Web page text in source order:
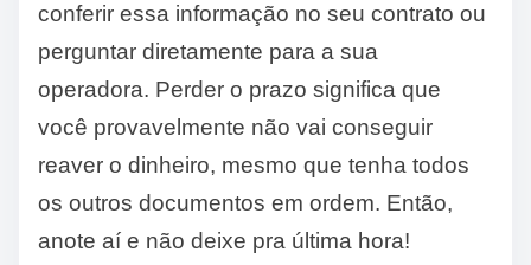
conferir essa informação no seu contrato ou
perguntar diretamente para a sua
operadora. Perder o prazo significa que
você provavelmente não vai conseguir
reaver o dinheiro, mesmo que tenha todos
os outros documentos em ordem. Então,
anote aí e não deixe pra última hora!